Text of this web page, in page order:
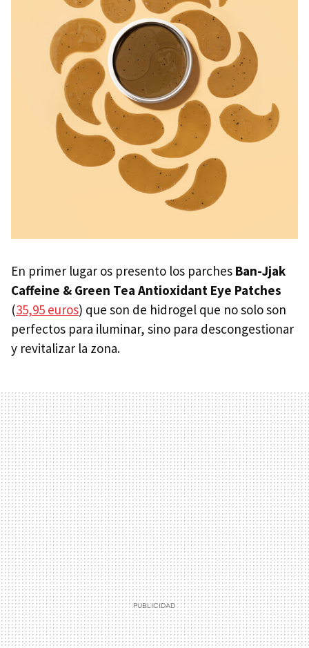
En primer lugar os presento los parches Ban-Jjak
Caffeine & Green Tea Antioxidant Eye Patches
(35,95 euros) que son de hidrogel que no solo son
perfectos para iluminar, sino para descongestionar
y revitalizar la zona.